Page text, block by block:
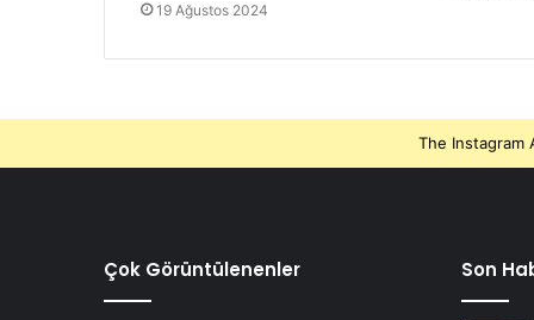
19 Ağustos 2024
The Instagram
Çok Görüntülenenler Son